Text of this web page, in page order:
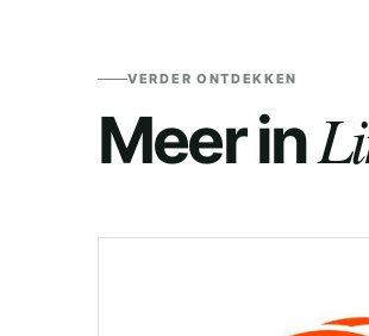
VERDER ONTDEKKEN
Meer in